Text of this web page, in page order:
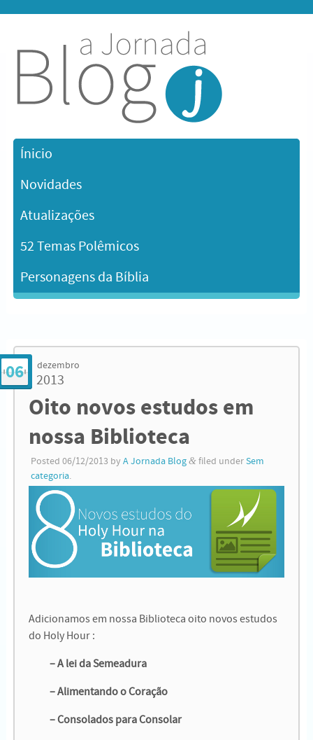
Ínicio
Novidades
Atualizações
52 Temas Polêmicos
Personagens da Bíblia
06 dezembro
2013
Oito novos estudos em
nossa Biblioteca
Posted 06/12/2013 by A Jornada Blog &filed underSem
categoria.
Adicionamos em nossa Biblioteca oito novos estudos
do Holy Hour :
– A lei da Semeadura
– Alimentando o Coração
– Consolados para Consolar